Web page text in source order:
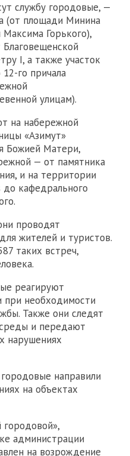
службу городовые, —
(от площади Минина
Горького),
I, а также участок
го причала
улицам).
на набережной
«Азимут»
Божией Матери,
— от памятника
и на территории
кафедрального
проводят
жителей и туристов.
таких встреч,
реагируют
при необходимости
Также они следят
и передают
нарушениях
направили
на объектах
администрации
на возрождение